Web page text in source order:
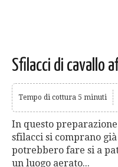
Sfilacci di cavallo
Tempo di cottura 5 minuti
In questo preparazione
sfilacci si comprano
potrebbero fare si a
un luogo aerato...